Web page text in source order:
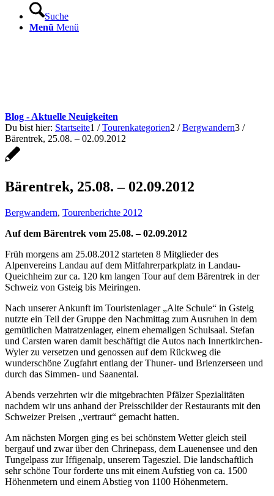
Suche
Menü Menü
Blog - Aktuelle Neuigkeiten
Du bist hier: Startseite1 / Tourenkategorien2 / Bergwandern3 /
Bärentrek, 25.08. – 02.09.2012
Bärentrek, 25.08. – 02.09.2012
Bergwandern, Tourenberichte 2012
Auf dem Bärentrek vom 25.08. – 02.09.2012
Früh morgens am 25.08.2012 starteten 8 Mitglieder des
Alpenvereins Landau auf dem Mitfahrerparkplatz in Landau-
Queichheim zur ca. 120 km langen Tour auf dem Bärentrek in der
Schweiz von Gsteig bis Meiringen.
Nach unserer Ankunft im Touristenlager „Alte Schule“ in Gsteig
nutzte ein Teil der Gruppe den Nachmittag zum Ausruhen in dem
gemütlichen Matratzenlager, einem ehemaligen Schulsaal. Stefan
und Carsten waren damit beschäftigt die Autos nach Innertkirchen-
Wyler zu versetzen und genossen auf dem Rückweg die
wunderschöne Zugfahrt entlang der Thuner- und Brienzerseen und
durch das Simmen- und Saanental.
Abends verzehrten wir die mitgebrachten Pfälzer Spezialitäten
nachdem wir uns anhand der Preisschilder der Restaurants mit den
Schweizer Preisen „vertraut“ gemacht hatten.
Am nächsten Morgen ging es bei schönstem Wetter gleich steil
bergauf und zwar über den Chrinepass, dem Lauenensee und den
Tungelpass zur Iffigenalp, unserem Tagesziel. Die landschaftlich
sehr schöne Tour forderte uns mit einem Aufstieg von ca. 1500
Höhenmetern und einem Abstieg von 1100 Höhenmetern.